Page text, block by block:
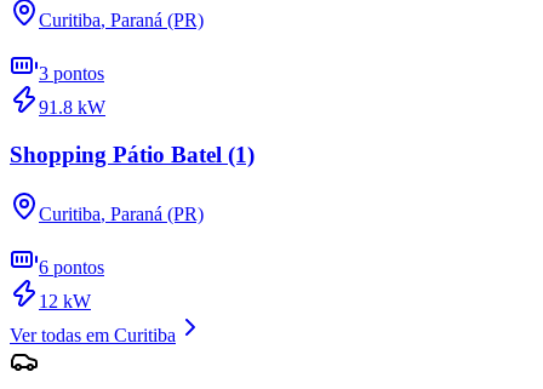
Curitiba, Paraná (PR)
3 pontos
91.8 kW
Shopping Pátio Batel (1)
Curitiba, Paraná (PR)
6 pontos
12 kW
Ver todas em Curitiba